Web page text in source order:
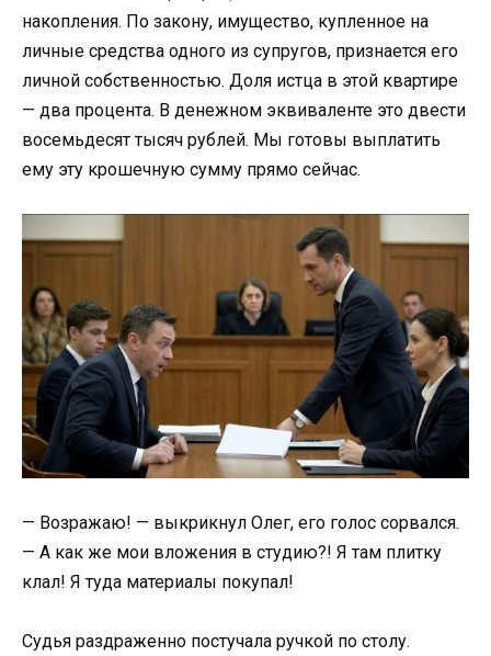
накопления. По закону, имущество, купленное на
личные средства одного из супругов, признается его
личной собственностью. Доля истца в этой квартире
— два процента. В денежном эквиваленте это двести
восемьдесят тысяч рублей. Мы готовы выплатить
ему эту крошечную сумму прямо сейчас.
— Возражаю! — выкрикнул Олег, его голос сорвался.
— А как же мои вложения в студию?! Я там плитку
клал! Я туда материалы покупал!
Судья раздраженно постучала ручкой по столу.